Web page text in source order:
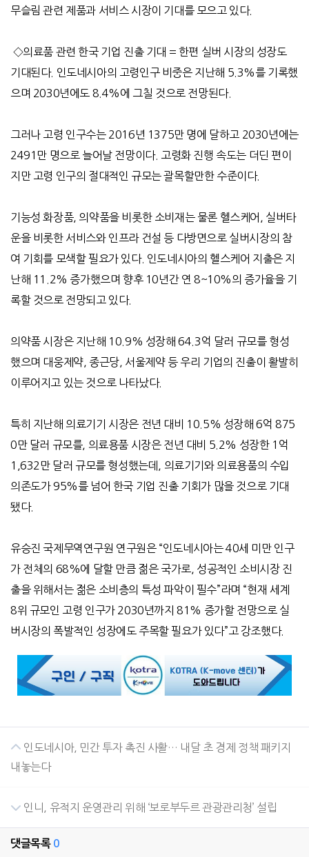
무슬림 관련 제품과 서비스 시장이 기대를 모으고 있다.
◇의료품 관련 한국 기업 진출 기대 = 한편 실버 시장의 성장도
기대된다. 인도네시아의 고령인구 비중은 지난해 5.3%를 기록했
으며 2030년에도 8.4%에 그칠 것으로 전망된다.
그러나 고령 인구수는 2016년 1375만 명에 달하고 2030년에는
2491만 명으로 늘어날 전망이다. 고령화 진행 속도는 더딘 편이
지만 고령 인구의 절대적인 규모는 괄목할만한 수준이다.
기능성 화장품, 의약품을 비롯한 소비재는 물론 헬스케어, 실버타
운을 비롯한 서비스와 인프라 건설 등 다방면으로 실버시장의 참
여 기회를 모색할 필요가 있다. 인도네시아의 헬스케어 지출은 지
난해 11.2% 증가했으며 향후 10년간 연 8~10%의 증가율을 기
록할 것으로 전망되고 있다.
의약품 시장은 지난해 10.9% 성장해 64.3억 달러 규모를 형성
했으며 대웅제약, 종근당, 서울제약 등 우리 기업의 진출이 활발히
이루어지고 있는 것으로 나타났다.
특히 지난해 의료기기 시장은 전년 대비 10.5% 성장해 6억 875
0만 달러 규모를, 의료용품 시장은 전년 대비 5.2% 성장한 1억
1,632만 달러 규모를 형성했는데, 의료기기와 의료용품의 수입
의존도가 95%를 넘어 한국 기업 진출 기회가 많을 것으로 기대
됐다.
유승진 국제무역연구원 연구원은 “인도네시아는 40세 미만 인구
가 전체의 68%에 달할 만큼 젊은 국가로, 성공적인 소비시장 진
출을 위해서는 젊은 소비층의 특성 파악이 필수”라며 “현재 세계
8위 규모인 고령 인구가 2030년까지 81% 증가할 전망으로 실
버시장의 폭발적인 성장에도 주목할 필요가 있다”고 강조했다.
인도네시아, 민간 투자 촉진 사활… 내달 초 경제 정책 패키지
내놓는다
인니, 유적지 운영관리 위해 ‘보로부두르 관광관리청’ 설립
댓글목록 0